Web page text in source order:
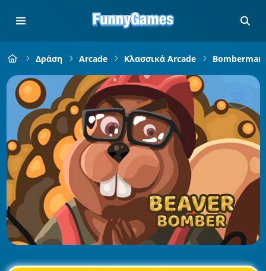
Δράση Arcade Κλασσικά Arcade Bomberman